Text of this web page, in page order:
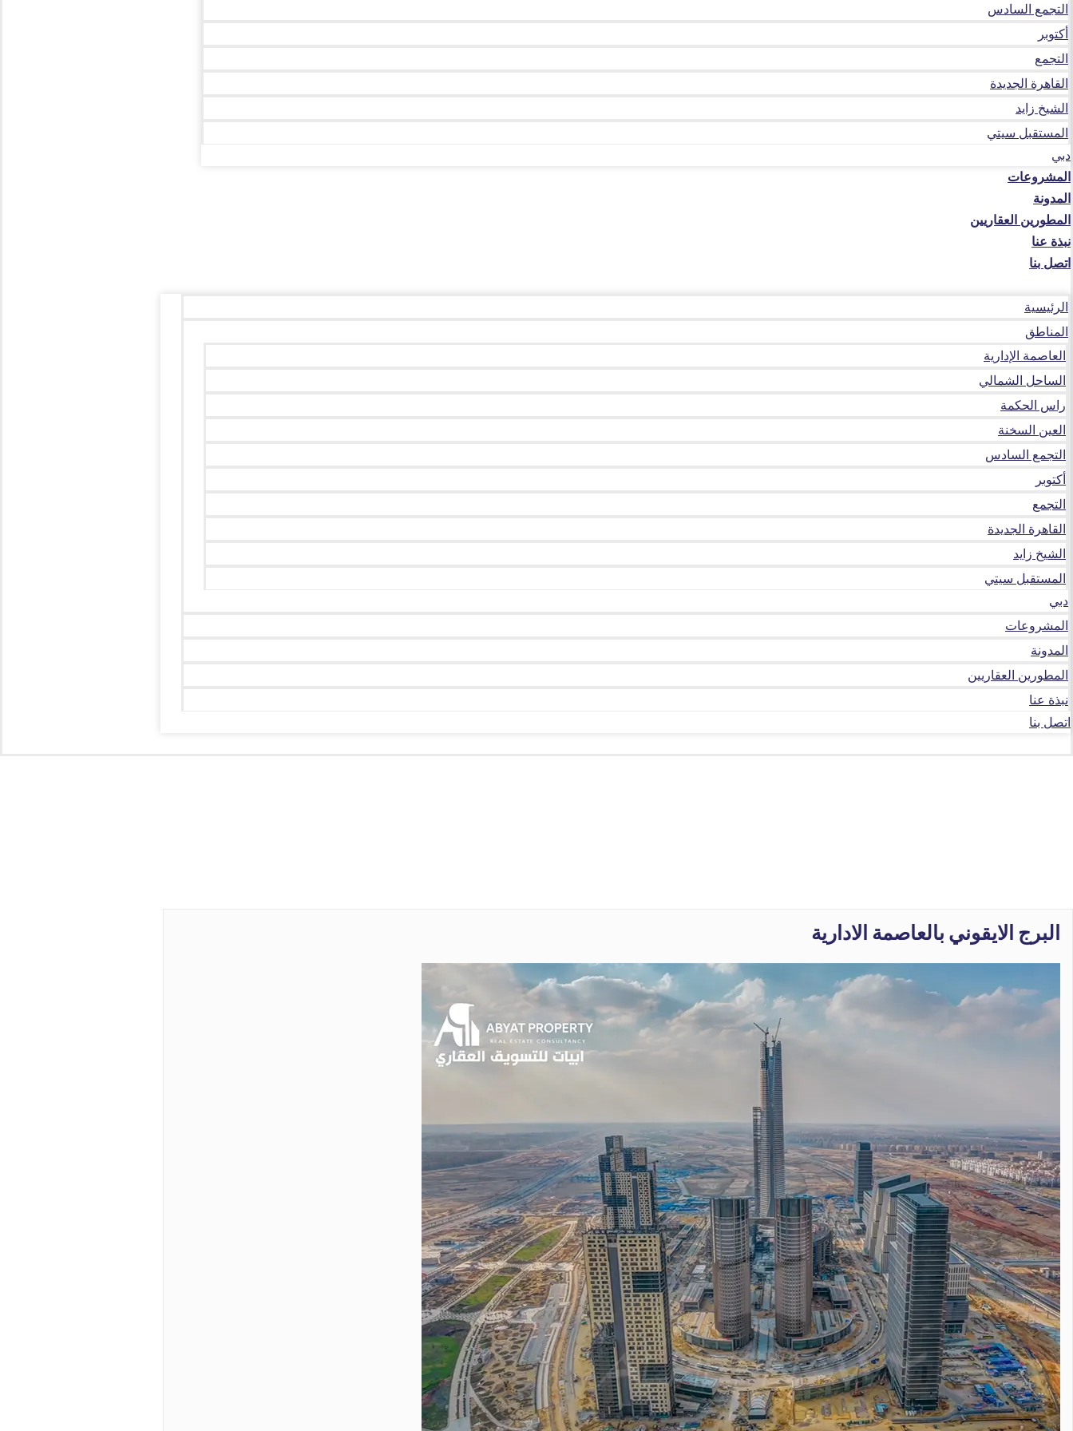
التجمع السادس
أكتوبر
التجمع
القاهرة الجديدة
الشيخ زايد
المستقبل سيتي
دبي
المشروعات
المدونة
المطورين العقاريين
نبذة عنا
اتصل بنا
الرئيسية
المناطق
العاصمة الإدارية
الساحل الشمالي
راس الحكمة
العين السخنة
التجمع السادس
أكتوبر
التجمع
القاهرة الجديدة
الشيخ زايد
المستقبل سيتي
دبي
المشروعات
المدونة
المطورين العقاريين
نبذة عنا
اتصل بنا
البرج الايقوني بالعاصمة الادارية